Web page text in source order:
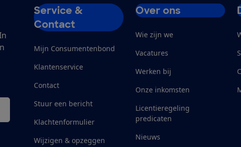
Service &
Contact
Mijn Consumentenbond
Klantenservice
Contact
Stuur een bericht
Klachtenformulier
Wijzigen & opzeggen
Over ons
Wie zijn we
Vacatures
Werken bij
Onze inkomsten
Licentieregeling
predicaten
Nieuws